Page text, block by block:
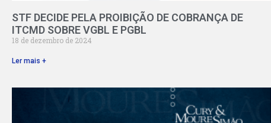
STF DECIDE PELA PROIBIÇÃO DE COBRANÇA DE
ITCMD SOBRE VGBL E PGBL
18 de dezembro de 2024
Ler mais +